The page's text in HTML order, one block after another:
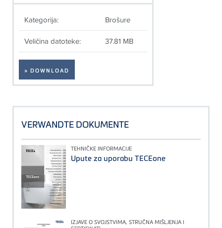
Kategorija: Brošure
Veličina datoteke: 37.81 MB
» DOWNLOAD
VERWANDTE DOKUMENTE
TEHNIČKE INFORMACIJE
Upute za uporabu TECEone
IZJAVE O SVOJSTVIMA, STRUČNA MIŠLJENJA I